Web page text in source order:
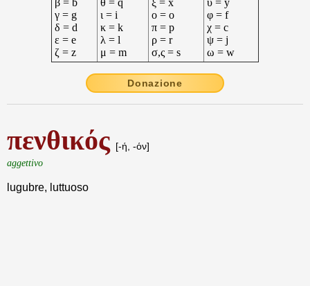
γ = g
δ = d
ε = e
ζ = z
ι = i
κ = k
λ = l
μ = m
ο = o
π = p
ρ = r
σ,ς = s
φ = f
χ = c
ψ = j
ω = w
Donazione
πενθικός [-ή, -όν]
aggettivo
lugubre, luttuoso